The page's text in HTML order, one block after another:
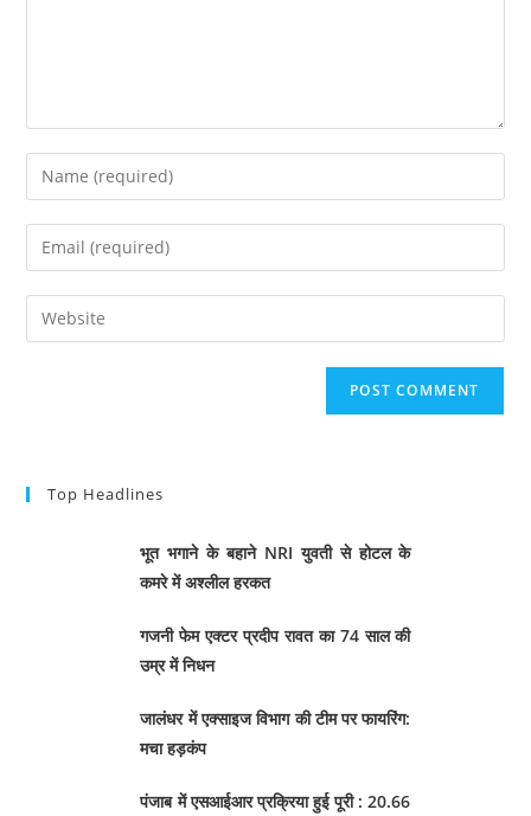
Top Headlines
भूत भगाने के बहाने NRI युवती से होटल के
कमरे में अश्लील हरकत
गजनी फेम एक्टर प्रदीप रावत का 74 साल की
उम्र में निधन
जालंधर में एक्साइज विभाग की टीम पर फायरिंग:
मचा हड़कंप
पंजाब में एसआईआर प्रक्रिया हुई पूरी : 20.66